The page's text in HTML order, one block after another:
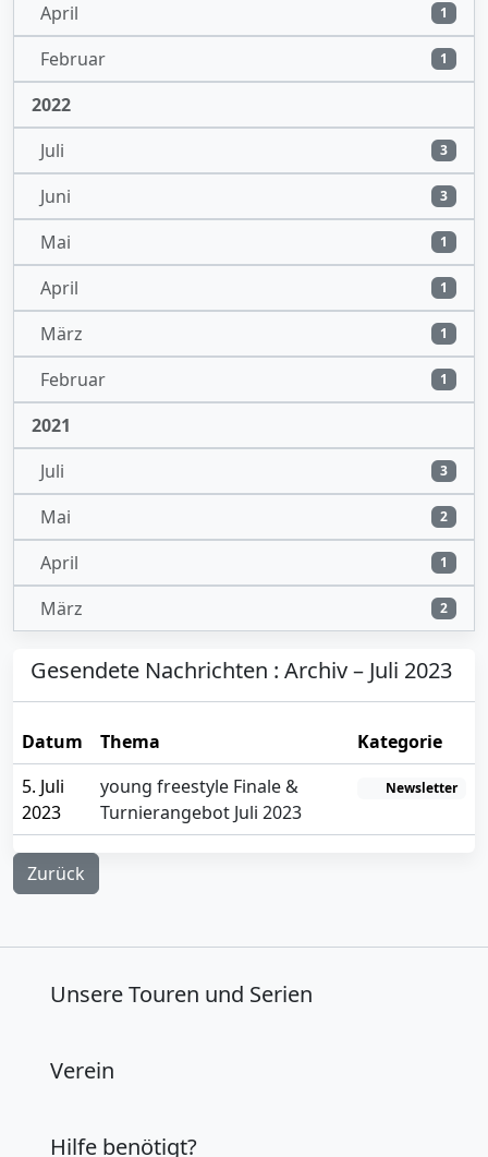
April 1
Februar 1
2022
Juli
3
Juni 3
Mai 1
April 1
März 1
Februar 1
2021
Juli
3
Mai 2
April 1
März 2
Gesendete Nachrichten : Archiv – Juli 2023
Datum Thema
Kategorie
5. Juli
2023
young freestyle Finale &
Turnierangebot Juli 2023
Newsletter
Zurück
Unsere Touren und Serien
Verein
Hilfe benötigt?